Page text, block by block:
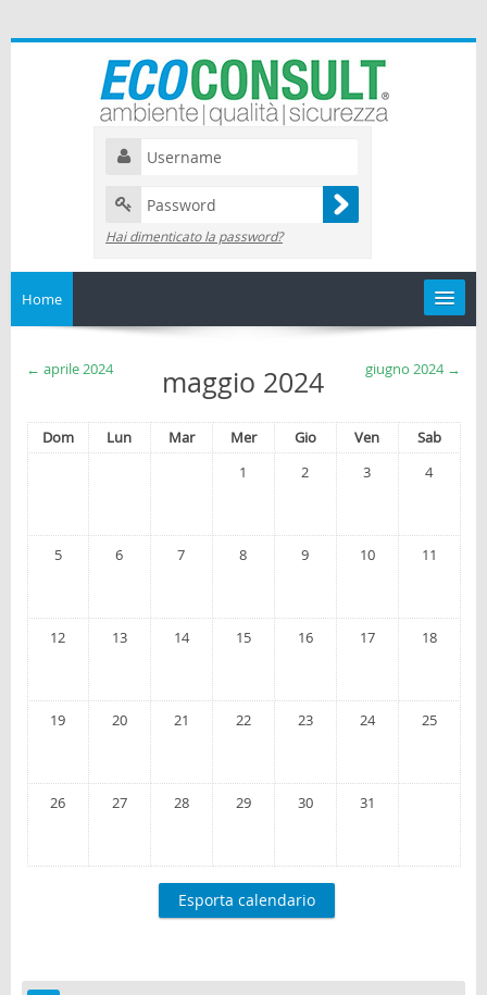
Hai dimenticato la password?
Home
Il mio calendario
Italiano (it)
← aprile 2024 maggio 2024 giugno 2024 →
Dom Lun Mar Mer Gio Ven
Sab
1
2 3 4
5 6 7 8 9 10 11
12 13 14 15 16 17 18
19 20 21 22 23 24 25
26 27 28 29 30 31